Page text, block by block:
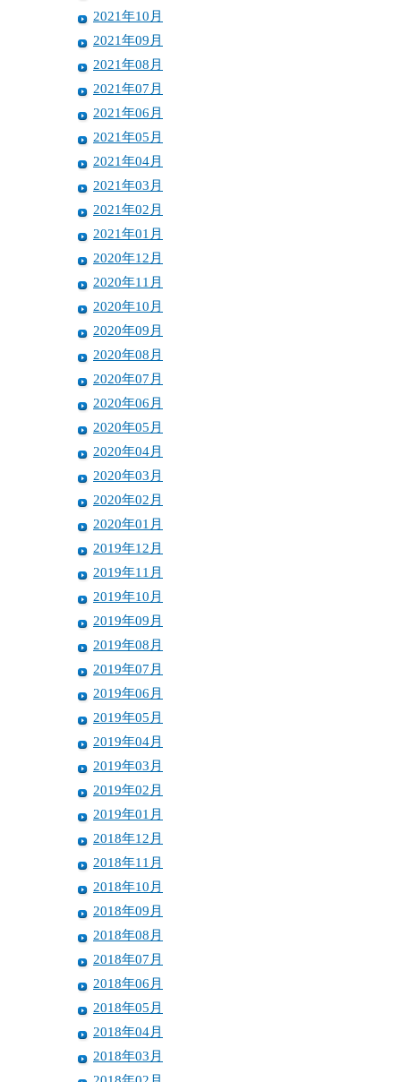
2021年10月
2021年09月
2021年08月
2021年07月
2021年06月
2021年05月
2021年04月
2021年03月
2021年02月
2021年01月
2020年12月
2020年11月
2020年10月
2020年09月
2020年08月
2020年07月
2020年06月
2020年05月
2020年04月
2020年03月
2020年02月
2020年01月
2019年12月
2019年11月
2019年10月
2019年09月
2019年08月
2019年07月
2019年06月
2019年05月
2019年04月
2019年03月
2019年02月
2019年01月
2018年12月
2018年11月
2018年10月
2018年09月
2018年08月
2018年07月
2018年06月
2018年05月
2018年04月
2018年03月